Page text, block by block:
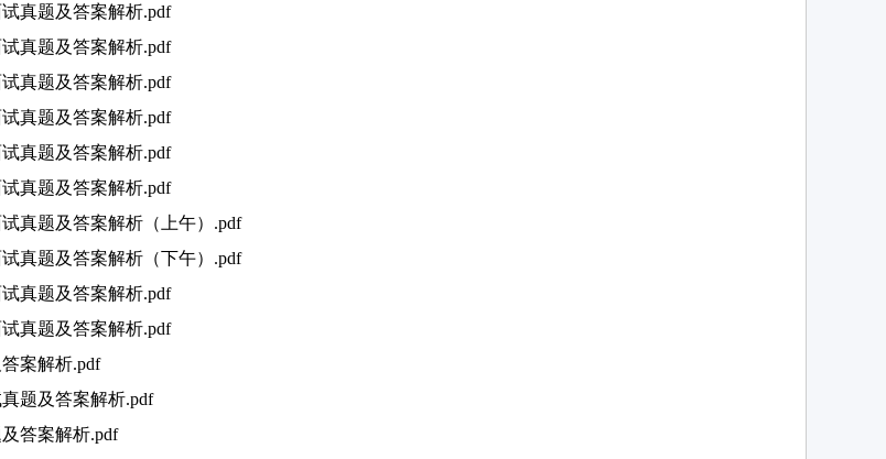
真题及答案解析.pdf
真题及答案解析.pdf
真题及答案解析.pdf
真题及答案解析.pdf
真题及答案解析.pdf
真题及答案解析.pdf
真题及答案解析（上午）.pdf
真题及答案解析（下午）.pdf
真题及答案解析.pdf
真题及答案解析.pdf
案解析.pdf
题及答案解析.pdf
答案解析.pdf